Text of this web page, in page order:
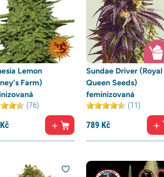
Lemon
Farm)
(76)
Kč
Sundae Driver (Royal
Queen Seeds)
feminizovaná
(11)
789 Kč